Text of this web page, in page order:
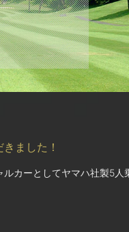
ました！
カーとしてヤマハ社製5人